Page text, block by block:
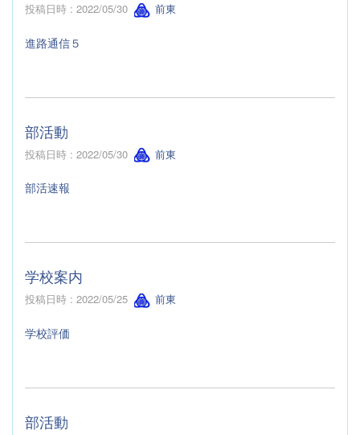
投稿日時 : 2022/05/30 前東
進路通信５
部活動
投稿日時 : 2022/05/30 前東
部活速報
学校案内
投稿日時 : 2022/05/25 前東
学校評価
部活動